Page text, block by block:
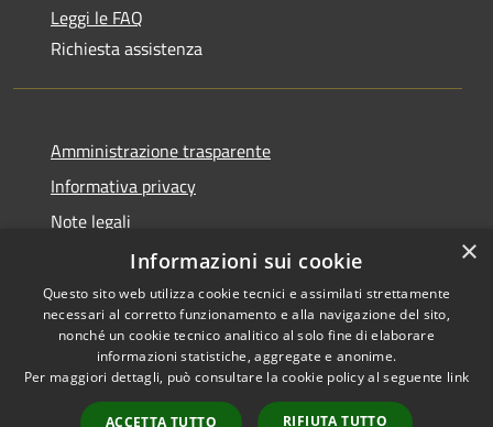
Leggi le FAQ
Richiesta assistenza
Amministrazione trasparente
Informativa privacy
Note legali
Dichiarazione di accessibilità
RSS
Accessibilità
Copyright © 2026 • Comune di
Municipium• Accesso
×
Informazioni sui cookie
Questo sito web utilizza cookie tecnici e assimilati strettamente
necessari al corretto funzionamento e alla navigazione del sito,
nonché un cookie tecnico analitico al solo fine di elaborare
informazioni statistiche, aggregate e anonime.
Per maggiori dettagli, può consultare la cookie policy al seguente link
ACCETTA TUTTO RIFIUTA TUTTO